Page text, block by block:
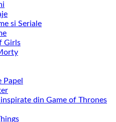
si Seriale
Girls
Papel
din Game of Thrones